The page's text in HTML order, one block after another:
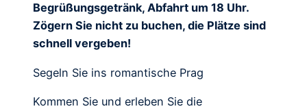
Begrüßungsgetränk, Abfahrt um 18 Uhr.
Zögern Sie nicht zu buchen, die Plätze sind
schnell vergeben!
Segeln Sie ins romantische Prag
Kommen Sie und erleben Sie die